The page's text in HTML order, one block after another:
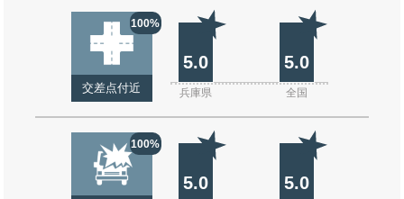
100%
交差点付近
5.0 5.0
兵庫県 全国
100%
5.0 5.0